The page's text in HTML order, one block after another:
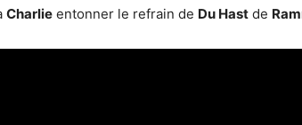
Charlie entonner le refrain de Du Hast de